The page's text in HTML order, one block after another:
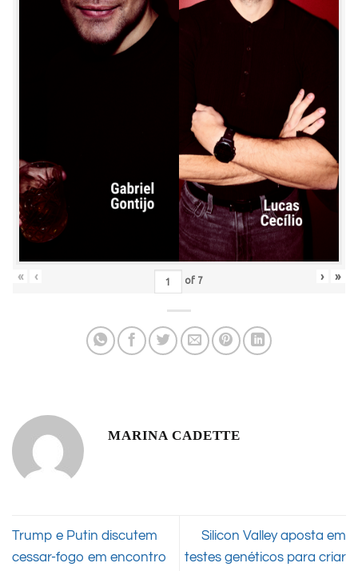
« ‹ of 7 › »
MARINA CADETTE
Trump e Putin discutem
cessar-fogo em encontro
Silicon Valley aposta em
testes genéticos para criar